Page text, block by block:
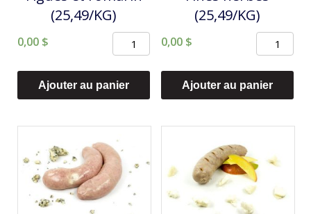
(25,49/KG)
0,00 $
quantité
Figues
et
(25,49/KG)
Ajouter au panier
(25,49/KG)
0,00 $
quantité
Fines
herbes
Ajouter au panier